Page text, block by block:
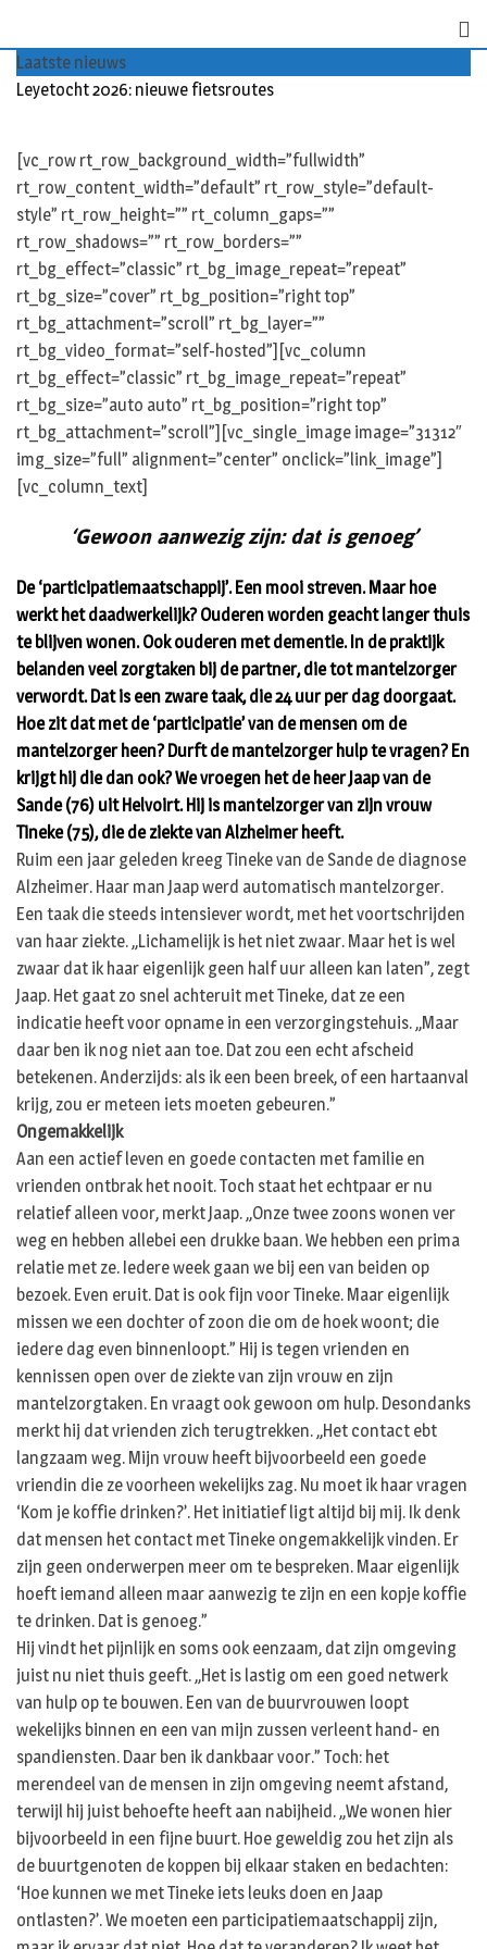
Laatste nieuws
Leyetocht 2026: nieuwe fietsroutes
[vc_row rt_row_background_width=”fullwidth”
rt_row_content_width=”default” rt_row_style=”default-
style” rt_row_height=”” rt_column_gaps=””
rt_row_shadows=”” rt_row_borders=””
rt_bg_effect=”classic” rt_bg_image_repeat=”repeat”
rt_bg_size=”cover” rt_bg_position=”right top”
rt_bg_attachment=”scroll” rt_bg_layer=””
rt_bg_video_format=”self-hosted”][vc_column
rt_bg_effect=”classic” rt_bg_image_repeat=”repeat”
rt_bg_size=”auto auto” rt_bg_position=”right top”
rt_bg_attachment=”scroll”][vc_single_image image=”31312″
img_size=”full” alignment=”center” onclick=”link_image”]
[vc_column_text]
‘Gewoon aanwezig zijn: dat is genoeg’
De ‘participatiemaatschappij’. Een mooi streven. Maar hoe
werkt het daadwerkelijk? Ouderen worden geacht langer thuis
te blijven wonen. Ook ouderen met dementie. In de praktijk
belanden veel zorgtaken bij de partner, die tot mantelzorger
verwordt. Dat is een zware taak, die 24 uur per dag doorgaat.
Hoe zit dat met de ‘participatie’ van de mensen om de
mantelzorger heen? Durft de mantelzorger hulp te vragen? En
krijgt hij die dan ook? We vroegen het de heer Jaap van de
Sande (76) uit Helvoirt. Hij is mantelzorger van zijn vrouw
Tineke (75), die de ziekte van Alzheimer heeft.
Ruim een jaar geleden kreeg Tineke van de Sande de diagnose
Alzheimer. Haar man Jaap werd automatisch mantelzorger.
Een taak die steeds intensiever wordt, met het voortschrijden
van haar ziekte. ,,Lichamelijk is het niet zwaar. Maar het is wel
zwaar dat ik haar eigenlijk geen half uur alleen kan laten”, zegt
Jaap. Het gaat zo snel achteruit met Tineke, dat ze een
indicatie heeft voor opname in een verzorgingstehuis. ,,Maar
daar ben ik nog niet aan toe. Dat zou een echt afscheid
betekenen. Anderzijds: als ik een been breek, of een hartaanval
krijg, zou er meteen iets moeten gebeuren.”
Ongemakkelijk
Aan een actief leven en goede contacten met familie en
vrienden ontbrak het nooit. Toch staat het echtpaar er nu
relatief alleen voor, merkt Jaap. ,,Onze twee zoons wonen ver
weg en hebben allebei een drukke baan. We hebben een prima
relatie met ze. Iedere week gaan we bij een van beiden op
bezoek. Even eruit. Dat is ook fijn voor Tineke. Maar eigenlijk
missen we een dochter of zoon die om de hoek woont; die
iedere dag even binnenloopt.” Hij is tegen vrienden en
kennissen open over de ziekte van zijn vrouw en zijn
mantelzorgtaken. En vraagt ook gewoon om hulp. Desondanks
merkt hij dat vrienden zich terugtrekken. ,,Het contact ebt
langzaam weg. Mijn vrouw heeft bijvoorbeeld een goede
vriendin die ze voorheen wekelijks zag. Nu moet ik haar vragen
‘Kom je koffie drinken?’. Het initiatief ligt altijd bij mij. Ik denk
dat mensen het contact met Tineke ongemakkelijk vinden. Er
zijn geen onderwerpen meer om te bespreken. Maar eigenlijk
hoeft iemand alleen maar aanwezig te zijn en een kopje koffie
te drinken. Dat is genoeg.”
Hij vindt het pijnlijk en soms ook eenzaam, dat zijn omgeving
juist nu niet thuis geeft. ,,Het is lastig om een goed netwerk
van hulp op te bouwen. Een van de buurvrouwen loopt
wekelijks binnen en een van mijn zussen verleent hand- en
spandiensten. Daar ben ik dankbaar voor.” Toch: het
merendeel van de mensen in zijn omgeving neemt afstand,
terwijl hij juist behoefte heeft aan nabijheid. ,,We wonen hier
bijvoorbeeld in een fijne buurt. Hoe geweldig zou het zijn als
de buurtgenoten de koppen bij elkaar staken en bedachten:
‘Hoe kunnen we met Tineke iets leuks doen en Jaap
ontlasten?’. We moeten een participatiemaatschappij zijn,